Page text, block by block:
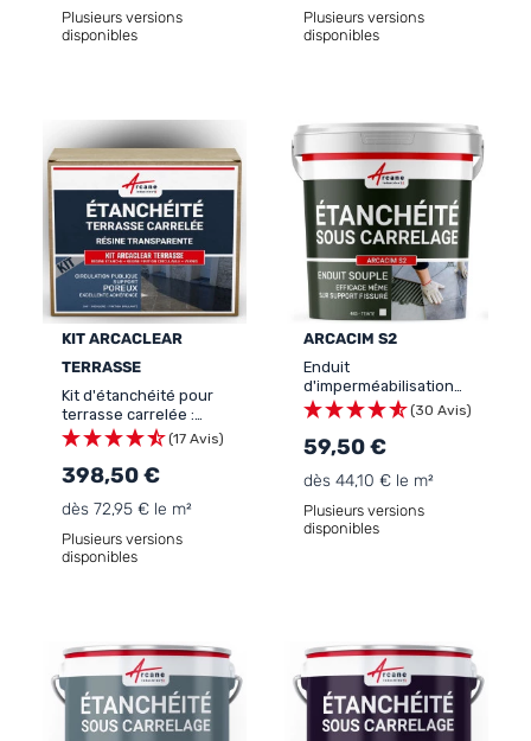
Plusieurs versions
disponibles
Plusieurs versions
disponibles
KIT ARCACLEAR
TERRASSE
Kit d'étanchéité pour
terrasse carrelée :
Résine étanchéité
polyuréthane, vernis,
résine finition circulable :
KIT ARCACLEAR TER
(17 Avis)
398,50 €
dès 72,95 € le m²
Plusieurs versions
disponibles
ARCACIM S2
Enduit
d'imperméabilisation
sous carrelage : ARCACIM
S2
(30 Avis)
59,50 €
dès 44,10 € le m²
Plusieurs versions
disponibles